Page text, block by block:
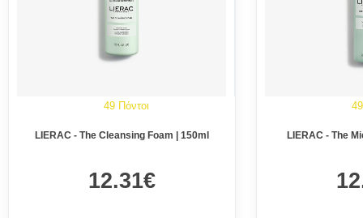
49 Πόντοι
LIERAC - The Cleansing Foam | 150ml
12.31€
LIERAC - The